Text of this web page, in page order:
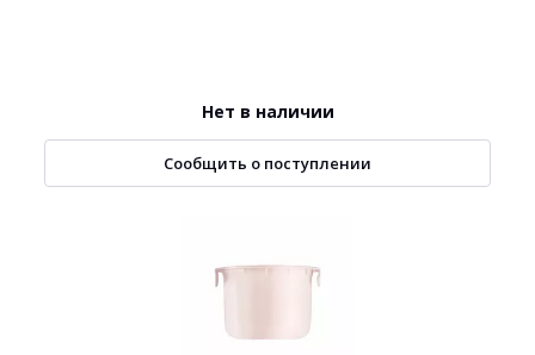
Нет в наличии
Сообщить о поступлении